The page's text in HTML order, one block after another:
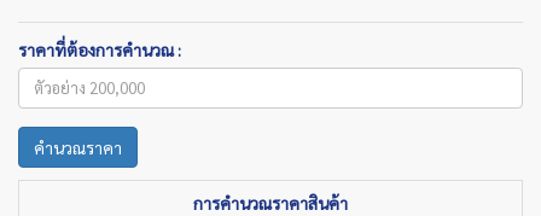
ราคาที่ต้องการคำนวณ :
คำนวณราคา
การคำนวณราคาสินค้า